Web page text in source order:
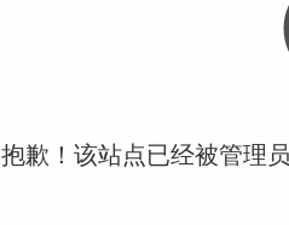
抱歉！该站点已经被管理